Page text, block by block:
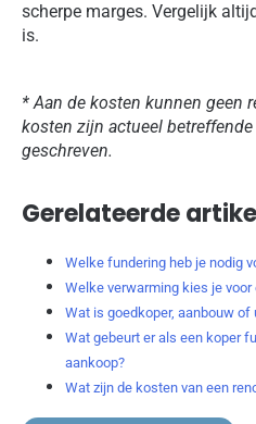
scherpe marges. Vergelijk
is.
* Aan de kosten kunnen geen
kosten zijn actueel
geschreven.
Gerelateerde
Welke fundering heb je nodig
Welke verwarming kies je voor
Wat is goedkoper, aanbouw of
Wat gebeurt er als een koper
aankoop?
Wat zijn de kosten van een